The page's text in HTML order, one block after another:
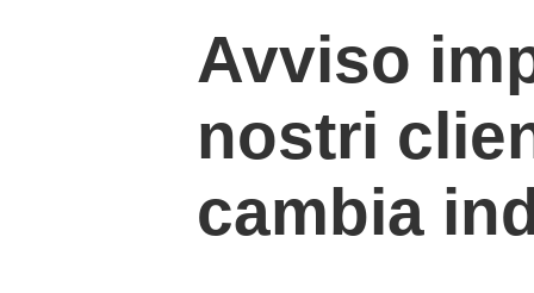
Avviso
nostri
cambia